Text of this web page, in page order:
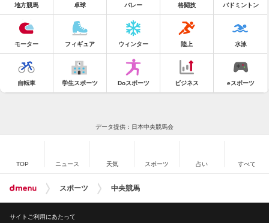
地方競馬 卓球 バレー 格闘技 バドミントン
モーター フィギュア ウィンター 陸上 水泳
自転車 学生スポーツ Doスポーツ ビジネス eスポーツ
データ提供：日本中央競馬会
TOP ニュース 天気 スポーツ 占い すべて
スポーツ 中央競馬
サイトご利用にあたって